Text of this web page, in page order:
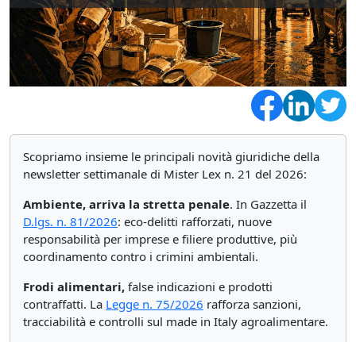
Scopriamo insieme le principali novità giuridiche della
newsletter settimanale di Mister Lex n. 21 del 2026:
Ambiente, arriva la stretta penale. In Gazzetta il
D.lgs. n. 81/2026: eco-delitti rafforzati, nuove
responsabilità per imprese e filiere produttive, più
coordinamento contro i crimini ambientali.
Frodi alimentari, false indicazioni e prodotti
contraffatti. La Legge n. 75/2026 rafforza sanzioni,
tracciabilità e controlli sul made in Italy agroalimentare.